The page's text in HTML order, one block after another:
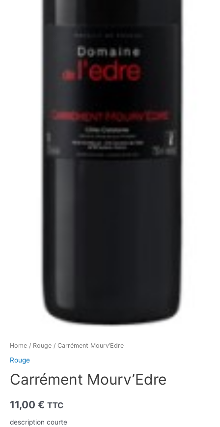
Home / Rouge / Carrément Mourv’Edre
Rouge
Carrément Mourv’Edre
11,00 € TTC
description courte